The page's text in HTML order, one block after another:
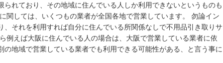
れており、その地域に住んでいる人しか利用できないというものも
関しては、いくつもの業者が全国各地で営業しています。 勿論イン
、それを利用すれば自分に住んでいる所関係なしで不用品引き取りサ
例えば大阪に住んでいる人の場合は、大阪で営業している業者に依
の地域で営業している業者でも利用できる可能性がある、と言う事に